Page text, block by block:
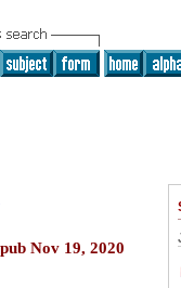
Nov 19, 2020